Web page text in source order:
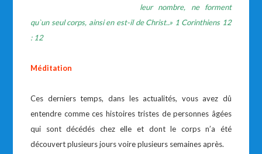
leur nombre, ne forment
qu`un seul corps, ainsi en est-il de Christ..» 1 Corinthiens 12
: 12
Méditation
Ces derniers temps, dans les actualités, vous avez dû
entendre comme ces histoires tristes de personnes âgées
qui sont décédés chez elle et dont le corps n’a été
découvert plusieurs jours voire plusieurs semaines après.